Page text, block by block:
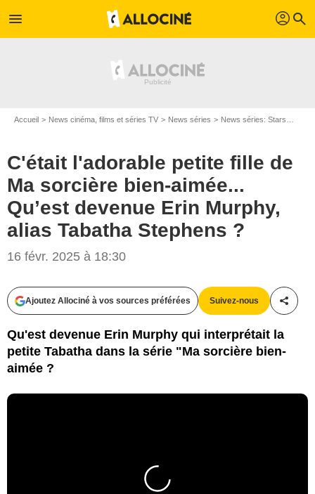
menu profil search
Accueil News cinéma, films et séries TV News séries News séries: Stars
C'était l'adorable petite fille de
Ma sorcière bien-aimée...
Qu’est devenue Erin Murphy,
alias Tabatha Stephens ?
16 févr. 2025 à 18:30
Ajoutez Allociné à vos sources préférées Suivez-nous
Qu'est devenue Erin Murphy qui interprétait la
petite Tabatha dans la série "Ma sorcière bien-
aimée ?